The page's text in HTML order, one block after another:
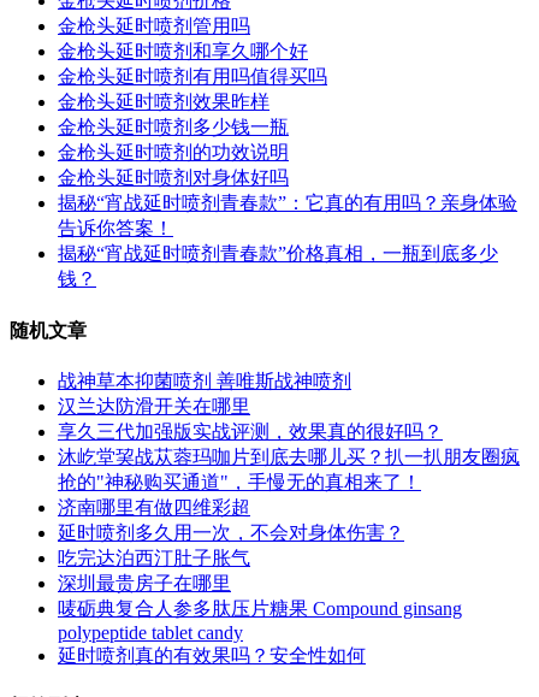
金枪头延时喷剂管用吗
金枪头延时喷剂和享久哪个好
金枪头延时喷剂有用吗值得买吗
金枪头延时喷剂效果昨样
金枪头延时喷剂多少钱一瓶
金枪头延时喷剂的功效说明
金枪头延时喷剂对身体好吗
揭秘“宵战延时喷剂青春款”：它真的有用吗？亲身体验
告诉你答案！
揭秘“宵战延时喷剂青春款”价格真相，一瓶到底多少
钱？
随机文章
战神草本抑菌喷剂 善唯斯战神喷剂
汉兰达防滑开关在哪里
享久三代加强版实战评测，效果真的很好吗？
沐屹堂巭战苁蓉玛咖片到底去哪儿买？扒一扒朋友圈疯
抢的"神秘购买通道"，手慢无的真相来了！
济南哪里有做四维彩超
延时喷剂多久用一次，不会对身体伤害？
吃完达泊西汀肚子胀气
深圳最贵房子在哪里
唛砺典复合人参多肽压片糖果 Compound ginsang
polypeptide tablet candy
延时喷剂真的有效果吗？安全性如何